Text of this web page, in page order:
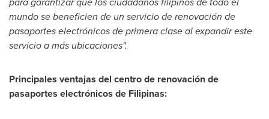
mundo se beneficien de un servicio de renovación de
pasaportes electrónicos de primera clase al expandir este
servicio a más ubicaciones".
Principales ventajas del centro de renovación de
pasaportes electrónicos de Filipinas: